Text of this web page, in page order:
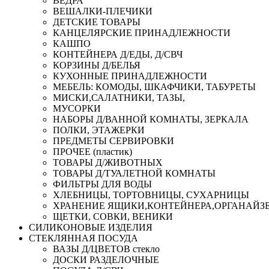
ВЕШАЛКИ-ПЛЕЧИКИ
ДЕТСКИЕ ТОВАРЫ
КАНЦЕЛЯРСКИЕ ПРИНАДЛЕЖНОСТИ
КАШПО
КОНТЕЙНЕРА Д/ЕДЫ, Д/СВЧ
КОРЗИНЫ Д/БЕЛЬЯ
КУХОННЫЕ ПРИНАДЛЕЖНОСТИ
МЕБЕЛЬ: КОМОДЫ, ШКАФЧИКИ, ТАБУРЕТЫ
МИСКИ,САЛАТНИКИ, ТАЗЫ,
МУСОРКИ
НАБОРЫ Д/ВАННОЙ КОМНАТЫ, ЗЕРКАЛА
ПОЛКИ, ЭТАЖЕРКИ
ПРЕДМЕТЫ СЕРВИРОВКИ
ПРОЧЕЕ (пластик)
ТОВАРЫ Д/ЖИВОТНЫХ
ТОВАРЫ Д/ТУАЛЕТНОЙ КОМНАТЫ
ФИЛЬТРЫ ДЛЯ ВОДЫ
ХЛЕБНИЦЫ, ТОРТОВНИЦЫ, СУХАРНИЦЫ
ХРАНЕНИЕ
ЩЕТКИ, СОВКИ, ВЕНИКИ
СИЛИКОНОВЫЕ ИЗДЕЛИЯ
СТЕКЛЯННАЯ ПОСУДА
ВАЗЫ Д/ЦВЕТОВ стекло
ДОСКИ РАЗДЕЛОЧНЫЕ